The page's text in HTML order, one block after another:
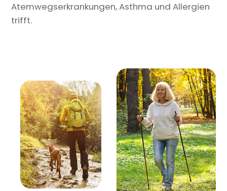
Atemwegserkrankungen, Asthma und Allergien
trifft.